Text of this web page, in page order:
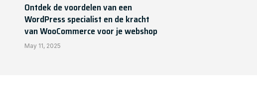
Ontdek de voordelen van een
WordPress specialist en de kracht
van WooCommerce voor je webshop
May 11, 2025